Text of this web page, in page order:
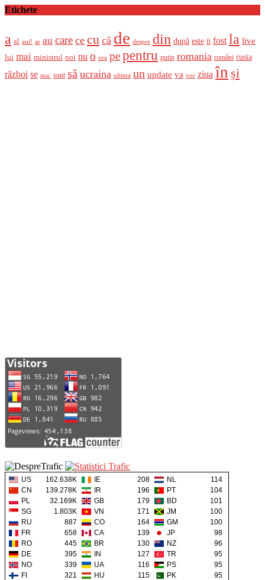
Etichete
a al ani! ar au care ce cu că de despre din după este fi fost la live
lui mai ministrul noi nu o ora pepentru putin romania români rusia
război se sua: sunt să ucraina ultima un update va vor ziua în și
US 162.638K IE 208 NL
114
CN
139.278K IR 196 PT
104
PL
32.169K GB 179 BD
101
SG
1.803K VN 171 JM
100
RU
887 CO 164 GM
100
FR
658 CA 139 JP
98
RO
445 BR 130 NZ
96
DE
395 IN 127 TR
95
NO
339 UA 116 PS
95
FI
321 HU 115 PK 95